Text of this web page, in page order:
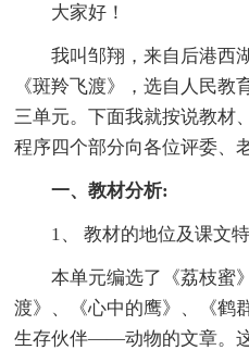
大家好！
我叫邹翔，来自后港西湖
《斑羚飞渡》，选自人民
三单元。下面我就按说教材
程序四个部分向各位评委、
一、教材分析:
1、 教材的地位及课文
本单元编选了《荔枝蜜
渡》、《心中的鹰》、《鹤
生存伙伴——动物的文章。